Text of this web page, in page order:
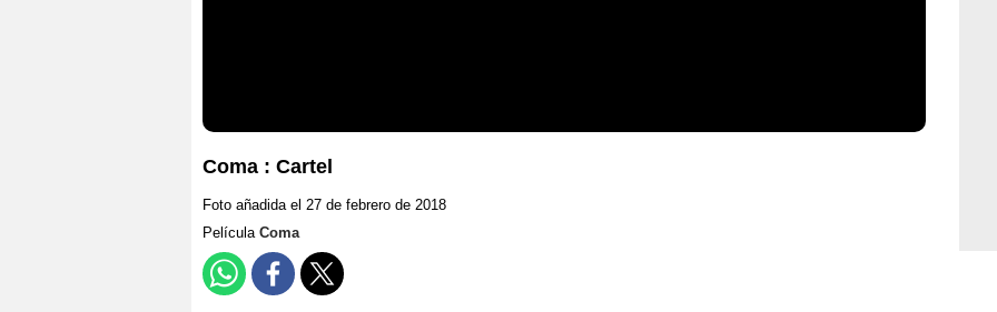
Coma : Cartel
Foto añadida el 27 de febrero de 2018
Película Coma